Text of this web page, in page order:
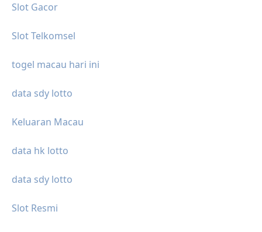
Slot Gacor
Slot Telkomsel
togel macau hari ini
data sdy lotto
Keluaran Macau
data hk lotto
data sdy lotto
Slot Resmi